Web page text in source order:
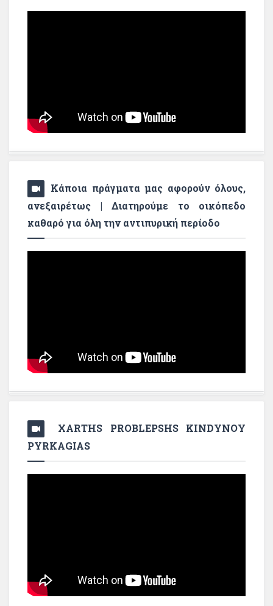
Κάποια πράγματα μας αφορούν όλους,
ανεξαιρέτως | Διατηρούμε το οικόπεδο
καθαρό για όλη την αντιπυρική περίοδο
XARTHS PROBLEPSHS KINDYNOY
PYRKAGIAS